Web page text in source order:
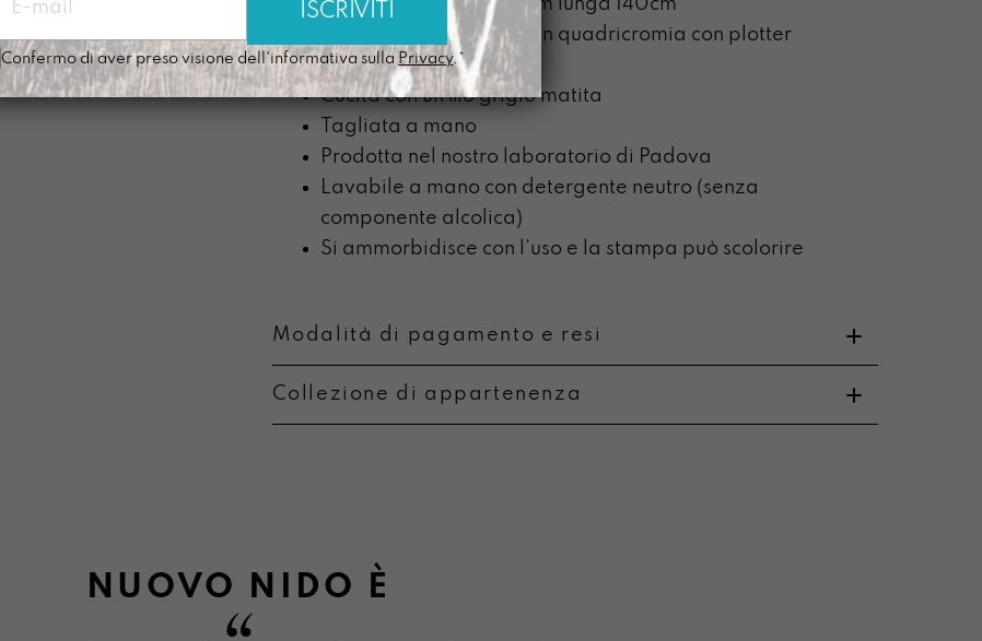
Tracolla nera alta 2,5cm lunga 140cm
Illustrazione stampata in quadricromia con plotter
digitale
Cucita con un filo grigio matita
Tagliata a mano
Prodotta nel nostro laboratorio di Padova
Lavabile a mano con detergente neutro (senza
componente alcolica)
Si ammorbidisce con l’uso e la stampa può scolorire
Modalità di pagamento e resi
Collezione di appartenenza
NUOVO NIDO È
Confermo di aver preso visione dell'informativa sulla Privacy.*